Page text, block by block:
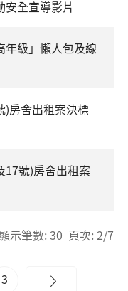
安全宣導影片
年級」懶人包及線
)房舍出租案決標
17號)房舍出租案
示筆數: 30 頁次: 2/7
3